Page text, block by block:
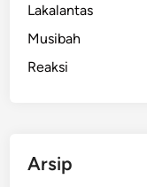
Lakalantas
Musibah
Reaksi
Arsip